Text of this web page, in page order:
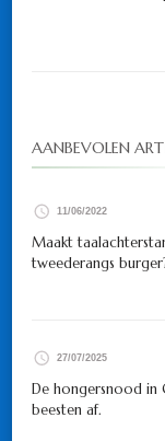
AANBEVOLEN
11/06/2022
Maakt
tweederangs
27/07/2025
De hongersnood in
beesten af.